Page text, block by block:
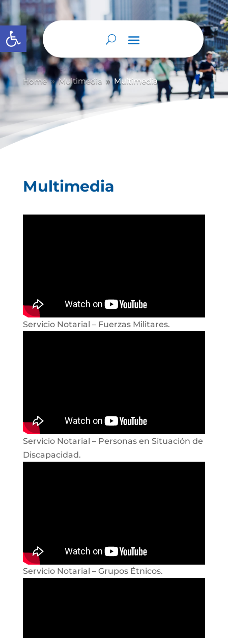
Abrir barra de herramientas
Home 9 Multimedia 9 Multimedia
Multimedia
Servicio Notarial – Fuerzas Militares.
Servicio Notarial – Personas en Situación de
Discapacidad.
Servicio Notarial – Grupos Étnicos.